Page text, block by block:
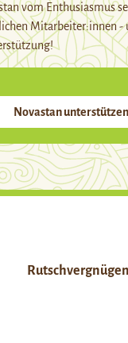
vom Enthusiasmus
Mitarbeiter:innen -
Novastan unterstützen
Rutschvergnügen